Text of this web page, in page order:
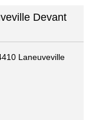
Devant
Laneuveville